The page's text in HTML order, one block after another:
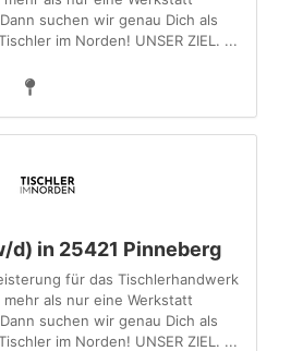
suchen wir genau Dich als
im Norden! UNSER ZIEL. ...
d) in 25421 Pinneberg
für das Tischlerhandwerk
als nur eine Werkstatt
suchen wir genau Dich als
im Norden! UNSER ZIEL. ...